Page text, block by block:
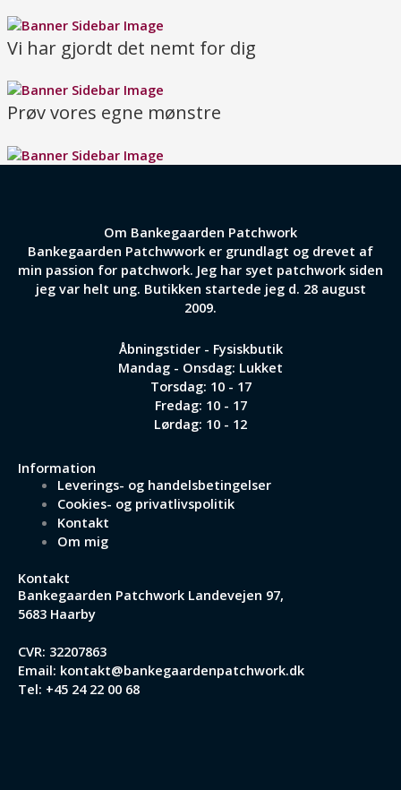
Vi har gjordt det nemt for dig
Prøv vores egne mønstre
Om Bankegaarden Patchwork
Bankegaarden Patchwwork er grundlagt og drevet af
min passion for patchwork. Jeg har syet patchwork siden
jeg var helt ung. Butikken startede jeg d. 28 august
2009.
Åbningstider - Fysiskbutik
Mandag - Onsdag: Lukket
Torsdag: 10 - 17
Fredag: 10 - 17
Lørdag: 10 - 12
Information
Leverings- og handelsbetingelser
Cookies- og privatlivspolitik
Kontakt
Om mig
Kontakt
Bankegaarden Patchwork Landevejen 97,
5683 Haarby
CVR: 32207863
Email: kontakt@bankegaardenpatchwork.dk
Tel: +45 24 22 00 68